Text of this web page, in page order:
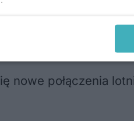
sezon
nawet o 25 proc.
połączenia